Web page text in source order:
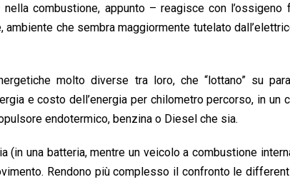
combustione, appunto – reagisce con l’ossigeno
che sembra maggiormente tutelato
molto diverse tra loro, che “lottano” su
e costo dell’energia per chilometro percorso, in un
endotermico, benzina o Diesel che sia.
(in una batteria, mentre un veicolo a combustione
Rendono più complesso il confronto le